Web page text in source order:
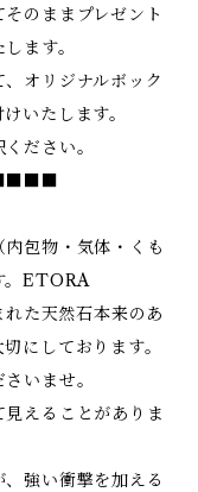
のままプレゼント
ます。
オリジナルボック
いたします。
ださい。
包物・気体・くも
。ETORA
た天然石本来のあ
にしております。
いませ。
えることがありま
強い衝撃を加える